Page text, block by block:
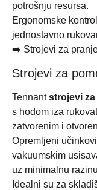
potrošnju resursa.
Ergonomske
jednostavno
➡️ Strojevi za
Strojevi za
Tennantstrojevi
s hodom iza
zatvorenim i
Opremljeni
vakuumskim
uz minimalnu
Idealni su za